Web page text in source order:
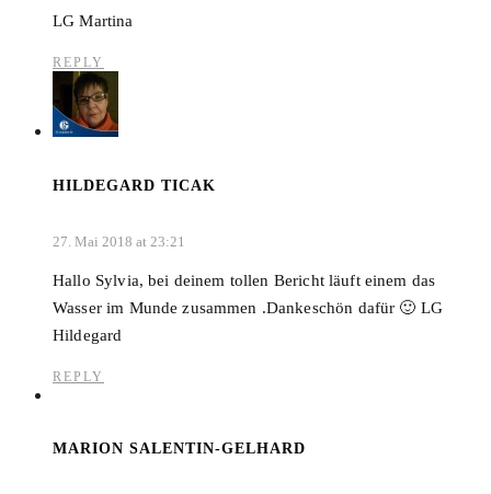
LG Martina
REPLY
HILDEGARD TICAK
27. Mai 2018 at 23:21
Hallo Sylvia, bei deinem tollen Bericht läuft einem das
Wasser im Munde zusammen .Dankeschön dafür 🙂 LG
Hildegard
REPLY
MARION SALENTIN-GELHARD